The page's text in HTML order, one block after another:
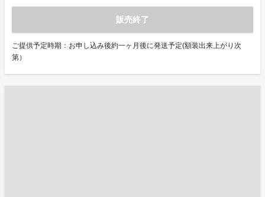
販売終了
ご提供予定時期：お申し込み後約一ヶ月後に発送予定(額装出来上がり次
第）